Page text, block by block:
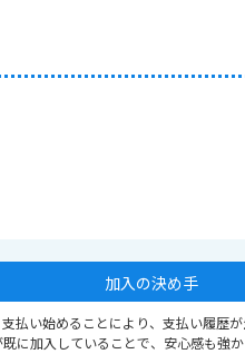
加入の決め手
払い始めることにより、支払い履歴
に加入していることで、安心感も強か